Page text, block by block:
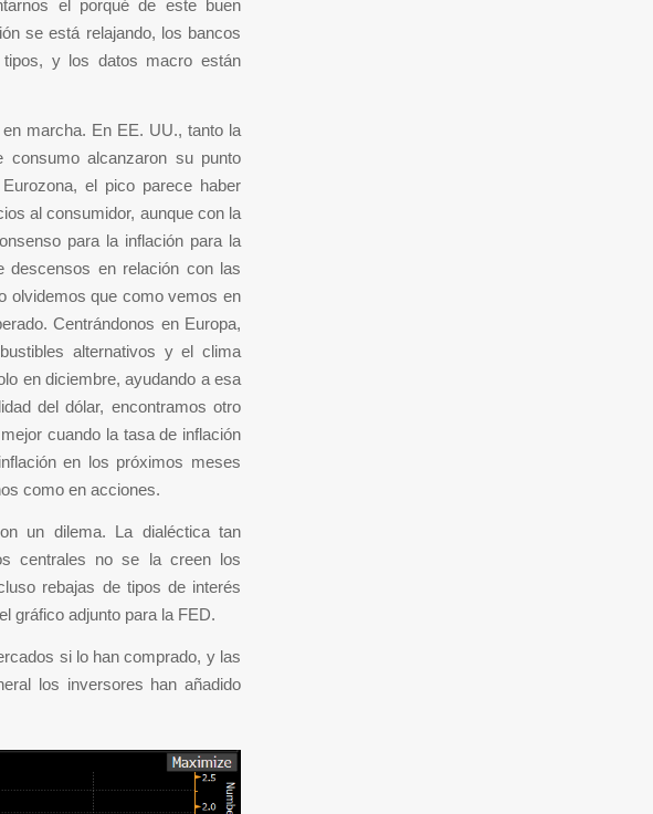
el porqué de este buen
se está relajando, los bancos
y los datos macro están
marcha. En EE. UU., tanto la
consumo alcanzaron su punto
el pico parece haber
al consumidor, aunque con la
para la inflación para la
descensos en relación con las
olvidemos que como vemos en
Centrándonos en Europa,
alternativos y el clima
en diciembre, ayudando a esa
del dólar, encontramos otro
cuando la tasa de inflación
en los próximos meses
como en acciones.
un dilema. La dialéctica tan
centrales no se la creen los
rebajas de tipos de interés
gráfico adjunto para la FED.
si lo han comprado, y las
los inversores han añadido